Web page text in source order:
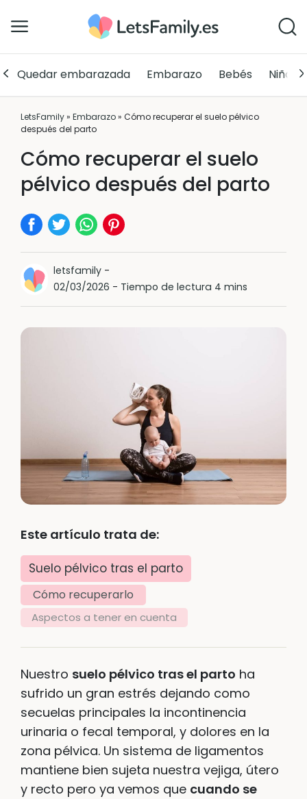
Quedar embarazada Embarazo Bebés Niños
LetsFamily» Embarazo» Cómo recuperar el suelo pélvico
después del parto
Cómo recuperar el suelo
pélvico después del parto
letsfamily-
02/03/2026 - Tiempo de lectura 4 mins
Este artículo trata de:
Suelo pélvico tras el parto
Cómo recuperarlo
Aspectos a tener en cuenta
Nuestro suelo pélvico tras el parto ha
sufrido un gran estrés dejando como
secuelas principales la incontinencia
urinaria o fecal temporal, y dolores en la
zona pélvica. Un sistema de ligamentos
mantiene bien sujeta nuestra vejiga, útero
y recto pero ya vemos que cuando se